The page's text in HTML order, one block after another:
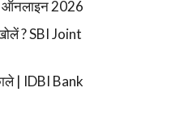
ऑनलाइन 2026
? SBI Joint
| IDBI Bank